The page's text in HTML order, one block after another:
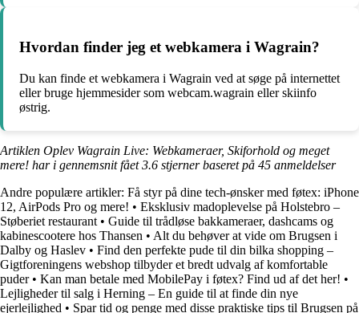
Hvordan finder jeg et webkamera i Wagrain?
Du kan finde et webkamera i Wagrain ved at søge på internettet
eller bruge hjemmesider som webcam.wagrain eller skiinfo
østrig.
Artiklen Oplev Wagrain Live: Webkameraer, Skiforhold og meget
mere! har i gennemsnit fået3.6 stjerner baseret på 45 anmeldelser
Andre populære artikler: Få styr på dine tech-ønsker med føtex: iPhone
12, AirPods Pro og mere! • Eksklusiv madoplevelse på Holstebro –
Støberiet restaurant • Guide til trådløse bakkameraer, dashcams og
kabinescootere hos Thansen • Alt du behøver at vide om Brugsen i
Dalby og Haslev • Find den perfekte pude til din bilka shopping –
Gigtforeningens webshop tilbyder et bredt udvalg af komfortable
puder• Kan man betale med MobilePay i føtex? Find ud af det her! •
Lejligheder til salg i Herning – En guide til at finde din nye
ejerlejlighed • Spar tid og penge med disse praktiske tips til Brugsen på